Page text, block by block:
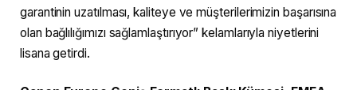
garantinin uzatılması, kaliteye ve müşterilerimizin başarısına
olan bağlılığımızı sağlamlaştırıyor” kelamlarıyla niyetlerini
lisana getirdi.